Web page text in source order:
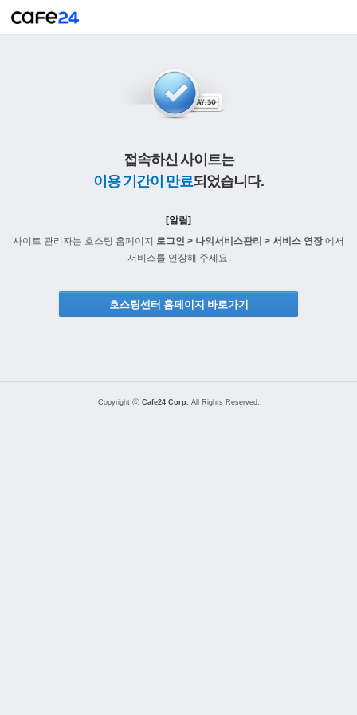
접속하신 사이트는
이용 기간이 만료되었습니다.
[알림]
사이트 관리자는 호스팅 홈페이지 로그인 > 나의서비스관리 > 서비스 연장에서
서비스를 연장해 주세요.
호스팅센터 홈페이지 바로가기
Copyright ⓒ Cafe24 Corp. All Rights Reserved.